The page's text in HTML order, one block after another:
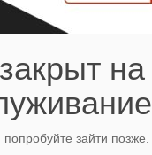
на
зайти позже.